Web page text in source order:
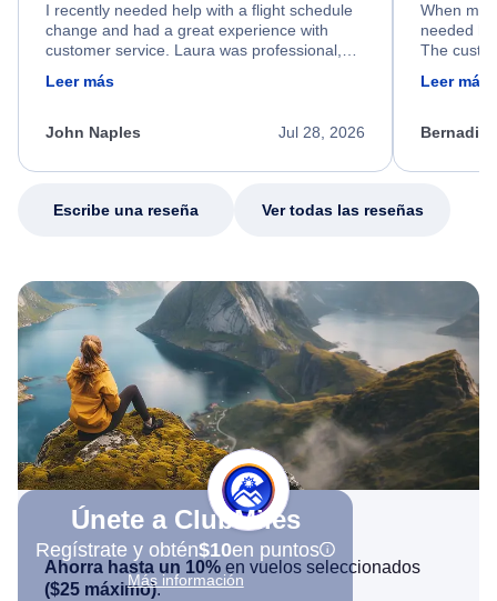
I recently needed help with a flight schedule
change and had a great experience with
customer service. Laura was professional,
friendly, and very helpful throughout the
process. She quickly found a solution and
appreciate her excellent service.
Leer más
Jul 28, 2026
John Naples
When my
needed
The
calm,
my issue.
Leer más
Escribe una reseña Ver todas las reseñas
Únete a ClubMiles
Regístrate y obtén$10en puntos
Más información
Ahorra hasta un 10% en vuelos seleccionados
($25 máximo).